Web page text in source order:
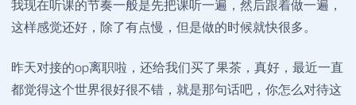
我现在听课的节奏一般是先把课听一遍，然后跟着做一遍，
这样感觉还好，除了有点慢，但是做的时候就快很多。
昨天对接的op离职啦，还给我们买了果茶，真好，最近一直
都觉得这个世界很好很不错，就是那句话吧，你怎么对待这